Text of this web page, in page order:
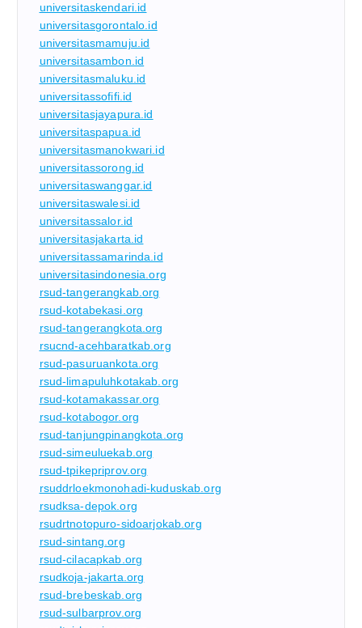
universitaskendari.id
universitasgorontalo.id
universitasmamuju.id
universitasambon.id
universitasmaluku.id
universitassofifi.id
universitasjayapura.id
universitaspapua.id
universitasmanokwari.id
universitassorong.id
universitaswanggar.id
universitaswalesi.id
universitassalor.id
universitasjakarta.id
universitassamarinda.id
universitasindonesia.org
rsud-tangerangkab.org
rsud-kotabekasi.org
rsud-tangerangkota.org
rsucnd-acehbaratkab.org
rsud-pasuruankota.org
rsud-limapuluhkotakab.org
rsud-kotamakassar.org
rsud-kotabogor.org
rsud-tanjungpinangkota.org
rsud-simeuluekab.org
rsud-tpikepriprov.org
rsuddrloekmonohadi-kuduskab.org
rsudksa-depok.org
rsudrtnotopuro-sidoarjokab.org
rsud-sintang.org
rsud-cilacapkab.org
rsudkoja-jakarta.org
rsud-brebeskab.org
rsud-sulbarprov.org